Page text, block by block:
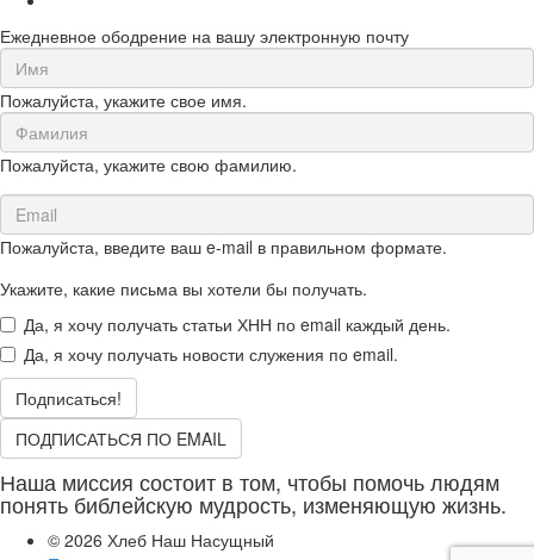
Ежедневное ободрение на вашу электронную почту
First
Name
(required)
Пожалуйста, укажите свое имя.
Last
Name
(required)
Пожалуйста, укажите свою фамилию.
Email
(required)
Пожалуйста, введите ваш e-mail в правильном формате.
Укажите, какие письма вы хотели бы получать.
Да, я хочу получать статьи ХНН по email каждый день.
Да, я хочу получать новости служения по email.
Подписаться!
ПОДПИСАТЬСЯ ПО EMAIL
Наша миссия состоит в том, чтобы помочь людям
понять библейскую мудрость, изменяющую жизнь.
© 2026 Хлеб Наш Насущный